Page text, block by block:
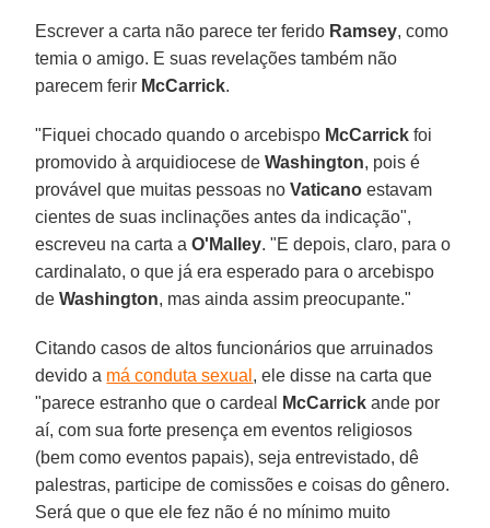
Escrever a carta não parece ter ferido Ramsey, como
temia o amigo. E suas revelações também não
parecem ferir McCarrick.
"Fiquei chocado quando o arcebispo McCarrick foi
promovido à arquidiocese deWashington, pois é
provável que muitas pessoas noVaticano estavam
cientes de suas inclinações antes da indicação",
escreveu na carta aO'Malley. "E depois, claro, para o
cardinalato, o que já era esperado para o arcebispo
deWashington, mas ainda assim preocupante."
Citando casos de altos funcionários que arruinados
devido a má conduta sexual , ele disse na carta que
"parece estranho que o cardeal
McCarrick ande por
aí, com sua forte presença em eventos religiosos
(bem como eventos papais), seja entrevistado, dê
palestras, participe de comissões e coisas do gênero.
Será que o que ele fez não é no mínimo muito